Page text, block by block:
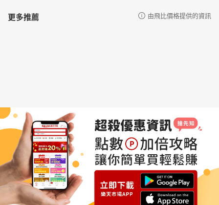
更多推薦 由飛比價格提供的資訊